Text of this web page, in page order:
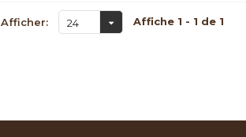
Afficher: 24 Affiche 1 - 1 de 1